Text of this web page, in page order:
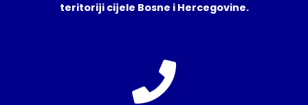
teritoriji cijele Bosne i Hercegovine.